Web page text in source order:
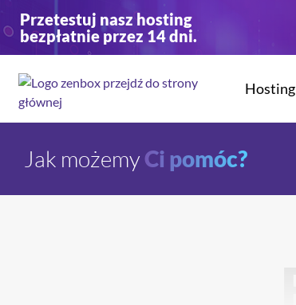
do
głownej
do
stopki
Przetestuj nasz hosting
bezpłatnie przez 14 dni.
Hosting
Jak możemy Ci pomóc?